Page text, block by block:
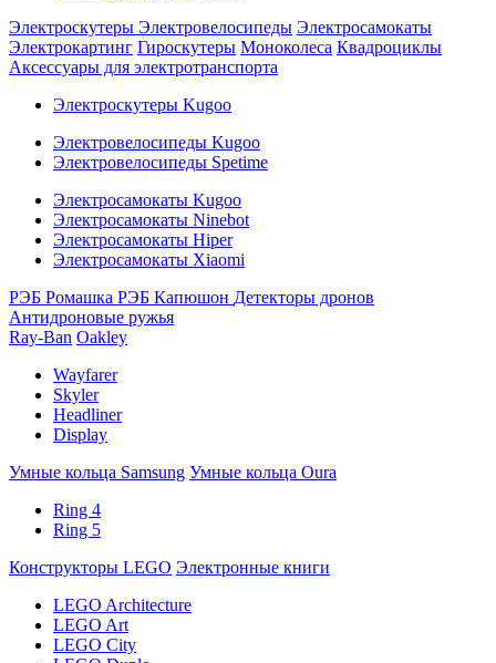
Электроскутеры Электровелосипеды Электросамокаты
Электрокартинг Гироскутеры Моноколеса Квадроциклы
Аксессуары для электротранспорта
Электроскутеры Kugoo
Электровелосипеды Kugoo
Электровелосипеды Spetime
Электросамокаты Kugoo
Электросамокаты Ninebot
Электросамокаты Hiper
Электросамокаты Xiaomi
РЭБ Ромашка РЭБ Капюшон Детекторы дронов
Антидроновые ружья
Ray-Ban Oakley
Wayfarer
Skyler
Headliner
Display
Умные кольца Samsung Умные кольца Oura
Ring 4
Ring 5
Конструкторы LEGO Электронные книги
LEGO Architecture
LEGO Art
LEGO City